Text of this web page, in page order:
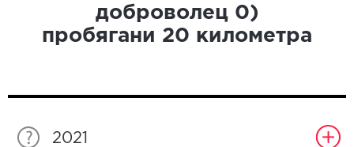
доброволец 0)
пробягани 20 километра
2021